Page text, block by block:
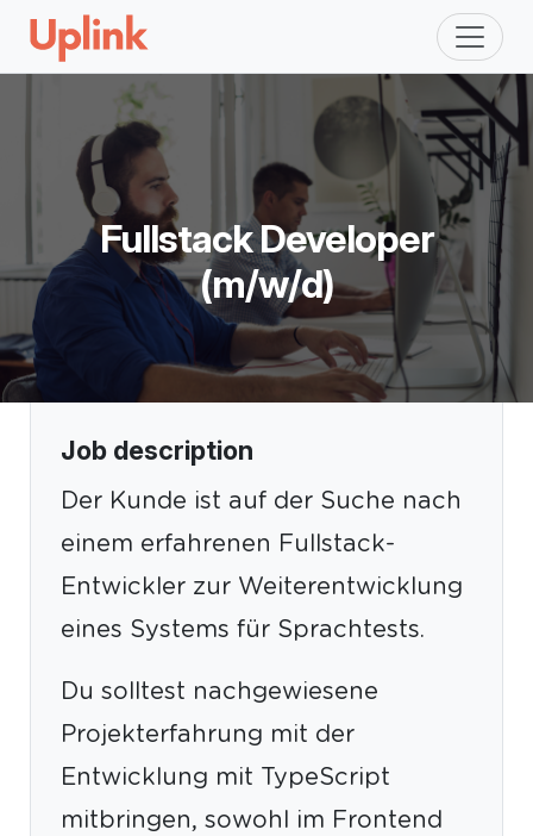
Fullstack Developer
(m/w/d)
Job description
Der Kunde ist auf der Suche nach
einem erfahrenen Fullstack-
Entwickler zur Weiterentwicklung
eines Systems für Sprachtests.
Du solltest nachgewiesene
Projekterfahrung mit der
Entwicklung mit TypeScript
mitbringen, sowohl im Frontend